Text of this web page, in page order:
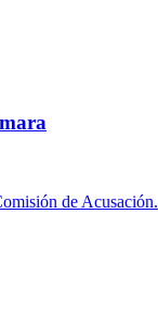
de Acusación.